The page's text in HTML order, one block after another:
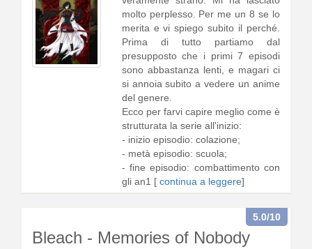
molto perplesso. Per me un 8 se lo
merita e vi spiego subito il perché.
Prima di tutto partiamo dal
presupposto che i primi 7 episodi
sono abbastanza lenti, e magari ci
si annoia subito a vedere un anime
del genere.
Ecco per farvi capire meglio come è
strutturata la serie all'inizio:
- inizio episodio: colazione;
- metà episodio: scuola;
- fine episodio: combattimento con
gli an1 [ continua a leggere]
Bleach - Memories of Nobody
5.0/10